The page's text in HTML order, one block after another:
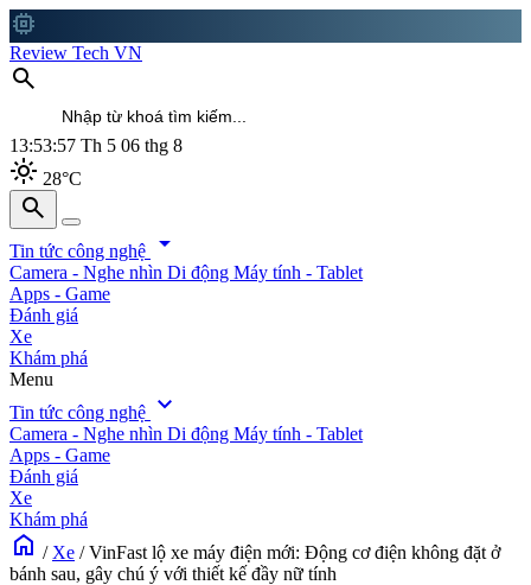
memory
Review Tech VN
search
13:53:58 Th 5 06 thg 8
light_mode 28°C
search
search
Tin tức công nghệ arrow_drop_down
Camera - Nghe nhìn Di động Máy tính - Tablet
Apps - Game
Đánh giá
Xe
Khám phá
Menu
Tin tức công nghệ expand_more
Camera - Nghe nhìn Di động Máy tính - Tablet
Apps - Game
Đánh giá
Xe
Khám phá
home / Xe / VinFast lộ xe máy điện mới: Động cơ điện không đặt ở
bánh sau, gây chú ý với thiết kế đầy nữ tính